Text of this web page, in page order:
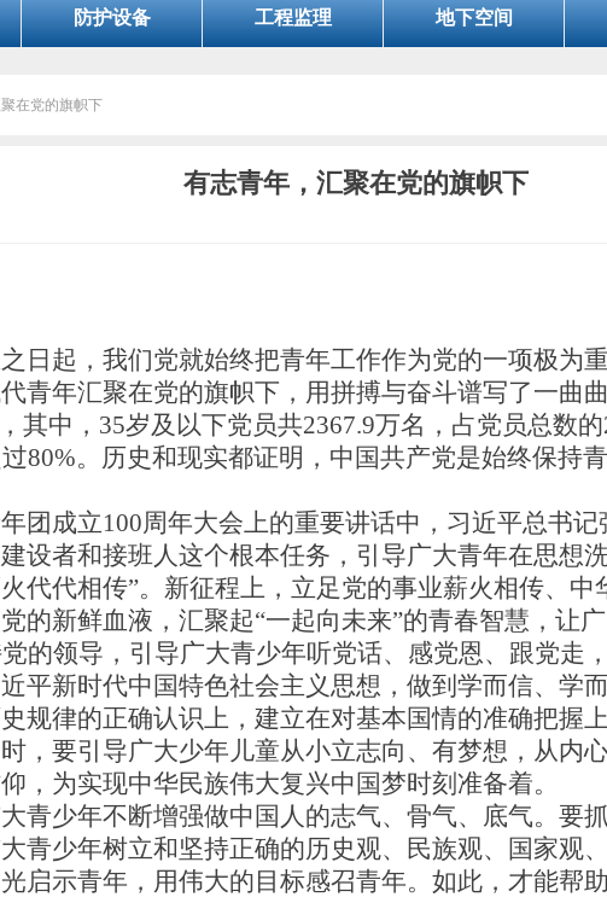
防护设备 工程监理 地下空间
在党的旗帜下
有志青年，汇聚在党的旗帜下
起，我们党就始终把青年工作作为党的一项极为重
青年汇聚在党的旗帜下，用拼搏与奋斗谱写了一曲
其中，35岁及以下党员共2367.9万名，占党员总数
80%。历史和现实都证明，中国共产党是始终保持
成立100周年大会上的重要讲话中，习近平总书记
设者和接班人这个根本任务，引导广大青年在思想
代代相传”。新征程上，立足党的事业薪火相传、
的新鲜血液，汇聚起“一起向未来”的青春智慧，让
的领导，引导广大青少年听党话、感党恩、跟党走
平新时代中国特色社会主义思想，做到学而信、学
规律的正确认识上，建立在对基本国情的准确把握
，要引导广大少年儿童从小立志向、有梦想，从内
，为实现中华民族伟大复兴中国梦时刻准备着。
少年不断增强做中国人的志气、骨气、底气。要
青少年树立和坚持正确的历史观、民族观、国家观
启示青年，用伟大的目标感召青年。如此，才能帮